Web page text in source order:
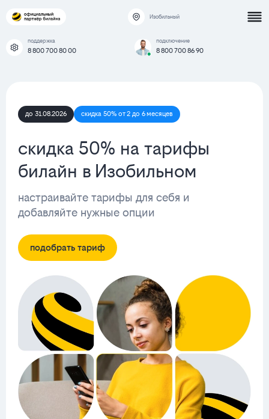
Изобильный
поддержка
8 800 700 80 00
подключение
8 800 700 86 90
до 31.08.2026 скидка 50% от 2 до 6 месяцев
скидка 50% на тарифы
билайн в Изобильном
настраивайте тарифы для себя и
добавляйте нужные опции
подобрать тариф